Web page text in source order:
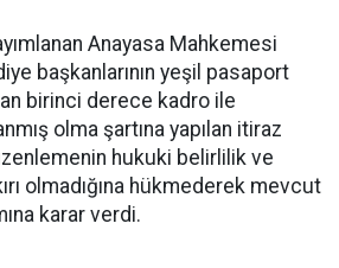
Anayasa Mahkemesi
başkanlarının yeşil pasaport
birinci derece kadro ile
olma şartına yapılan itiraz
hukuki belirlilik ve
olmadığına hükmederek mevcut
karar verdi.